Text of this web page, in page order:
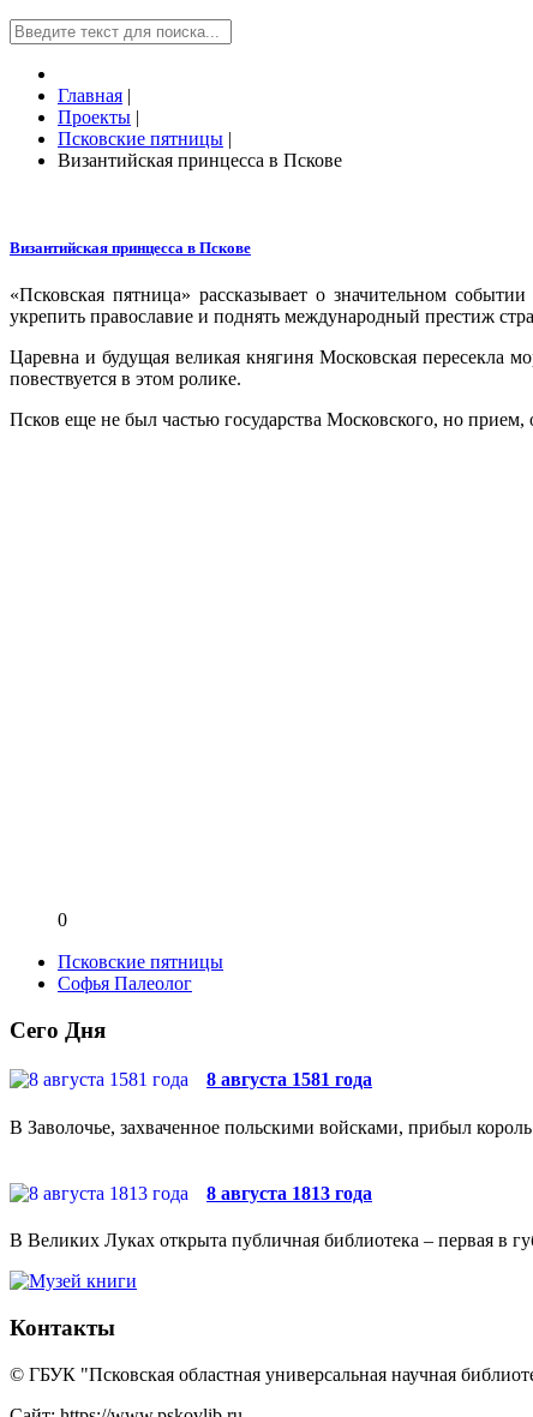
Главная |
Проекты |
Псковские пятницы |
Византийская принцесса в Пскове
Византийская принцесса в Пскове
«Псковская пятница» рассказывает о значительном
укрепить православие и поднять международный престиж
Царевна и будущая великая княгиня Московская пересекла
повествуется в этом ролике.
Псков еще не был частью государства Московского, но прием,
0
Псковские пятницы
Софья Палеолог
Сего Дня
8 августа 1581 года
В Заволочье, захваченное польскими войсками, прибыл
8 августа 1813 года
В Великих Луках открыта публичная библиотека – первая в
Контакты
© ГБУК "Псковская областная универсальная научная